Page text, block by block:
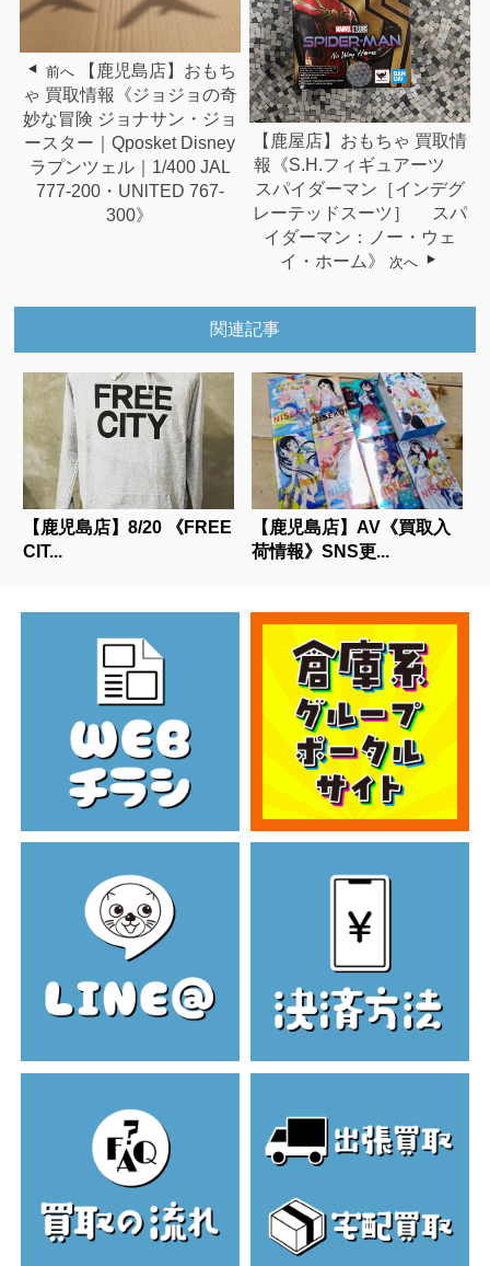
前へ
【鹿児島店】おもち
ゃ 買取情報《ジョジョの奇
妙な冒険 ジョナサン・ジョ
ースター｜Qposket Disney
ラプンツェル｜1/400 JAL
777-200・UNlTED 767-
300》
【鹿屋店】おもちゃ 買取情
報《S.H.フィギュアーツ
スパイダーマン［インデグ
レーテッドスーツ］ スパ
イダーマン：ノー・ウェ
イ・ホーム》
次へ
関連記事
【鹿児島店】8/20 《FREE
CIT...
【鹿児島店】AV《買取入
荷情報》SNS更...